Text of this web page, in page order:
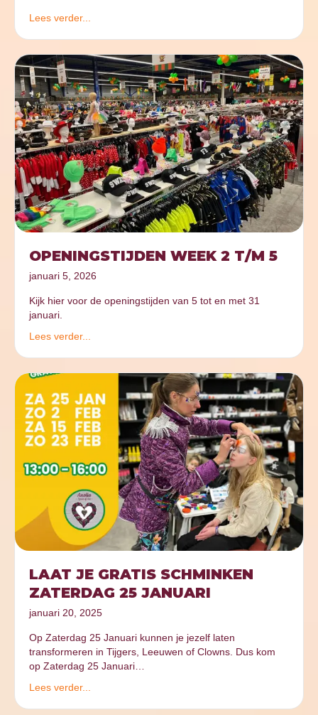
Lees verder...
OPENINGSTIJDEN WEEK 2 T/M 5
januari 5, 2026
Kijk hier voor de openingstijden van 5 tot en met 31
januari.
Lees verder...
LAAT JE GRATIS SCHMINKEN
ZATERDAG 25 JANUARI
januari 20, 2025
Op Zaterdag 25 Januari kunnen je jezelf laten
transformeren in Tijgers, Leeuwen of Clowns. Dus kom
op Zaterdag 25 Januari…
Lees verder...